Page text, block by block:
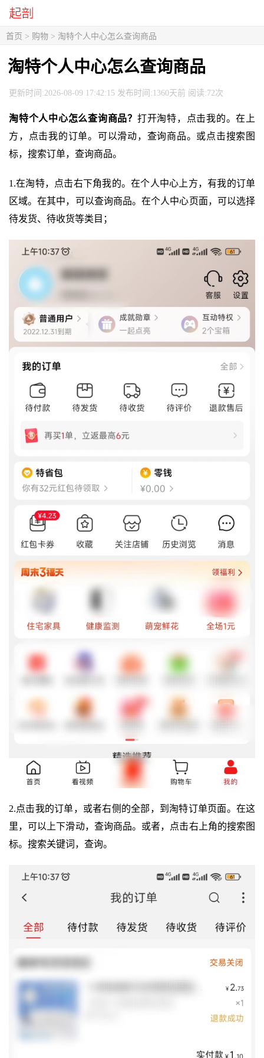
首页 > 购物 > 淘特个人中心怎么查询商品
淘特个人中心怎么查询商品
更新时间:2026-08-09 17:42:15 发布时间:1360天前 阅读:72次
淘特个人中心怎么查询商品？ 打开淘特，点击我的。在上
方，点击我的订单。可以滑动，查询商品。或点击搜索图
标，搜索订单，查询商品。
1.在淘特，点击右下角我的。在个人中心上方，有我的订单
区域。在其中，可以查询商品。在个人中心页面，可以选择
待发货、待收货等类目；
2.点击我的订单，或者右侧的全部，到淘特订单页面。在这
里，可以上下滑动，查询商品。或者，点击右上角的搜索图
标。搜索关键词，查询。